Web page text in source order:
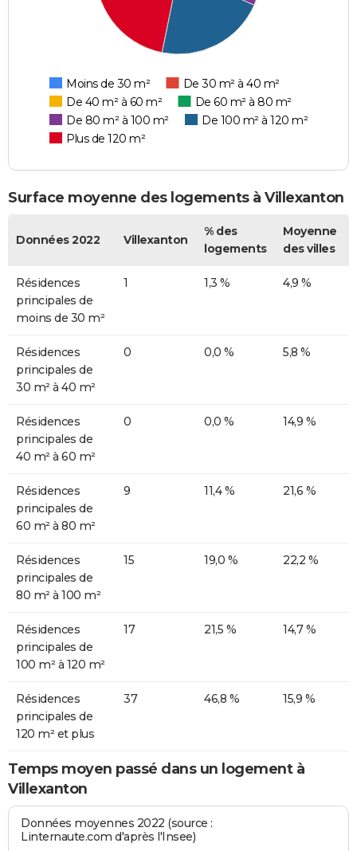
Moins de 30 m²
De 30 m² à 40 m²
De 40 m² à 60 m²
De 60 m² à 80 m²
De 80 m² à 100 m²
De 100 m² à 120 m²
Plus de 120 m²
Surface moyenne des logements à Villexanton
Données 2022 Villexanton
% des
logements
Moyenne
des villes
Résidences
principales de
moins de 30 m²
1 1,3 % 4,9 %
Résidences
principales de
30 m² à 40 m²
0 0,0 % 5,8 %
Résidences
principales de
40 m² à 60 m²
0 0,0 % 14,9 %
Résidences
principales de
60 m² à 80 m²
9 11,4 % 21,6 %
Résidences
principales de
80 m² à 100 m²
15 19,0 % 22,2 %
Résidences
principales de
100 m² à 120 m²
17 21,5 % 14,7 %
Résidences
principales de
120 m² et plus
37 46,8 % 15,9 %
Temps moyen passé dans un logement à
Villexanton
Données moyennes 2022 (source :
Linternaute.com d'après l'Insee)